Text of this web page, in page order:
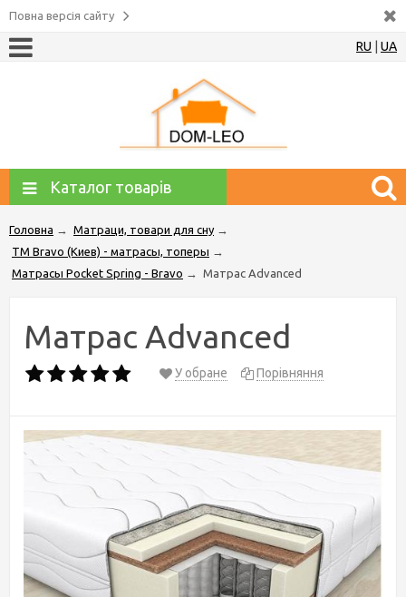
Повна версія сайту
RU UA
Каталог товарів
Головна → Матраци, товари для сну →
ТМ Bravo (Киев) - матрасы, топеры →
Матрасы Pocket Spring - Bravo → Матрас Advanced
Матрас Advanced
У обране Порівняння